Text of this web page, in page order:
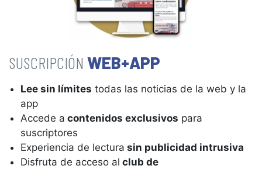
WEB+APP
Lee sin límites todas las noticias de la web y la
app
Accede a contenidos exclusivos para
suscriptores
Experiencia de lectura sin publicidad intrusiva
Disfruta de acceso al club de